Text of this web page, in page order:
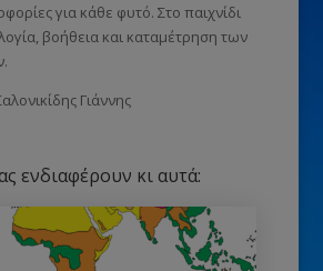
για κάθε φυτό. Στο παιχνίδι
βοήθεια και καταμέτρηση των
Γιάννης
ενδιαφέρουν κι αυτά: